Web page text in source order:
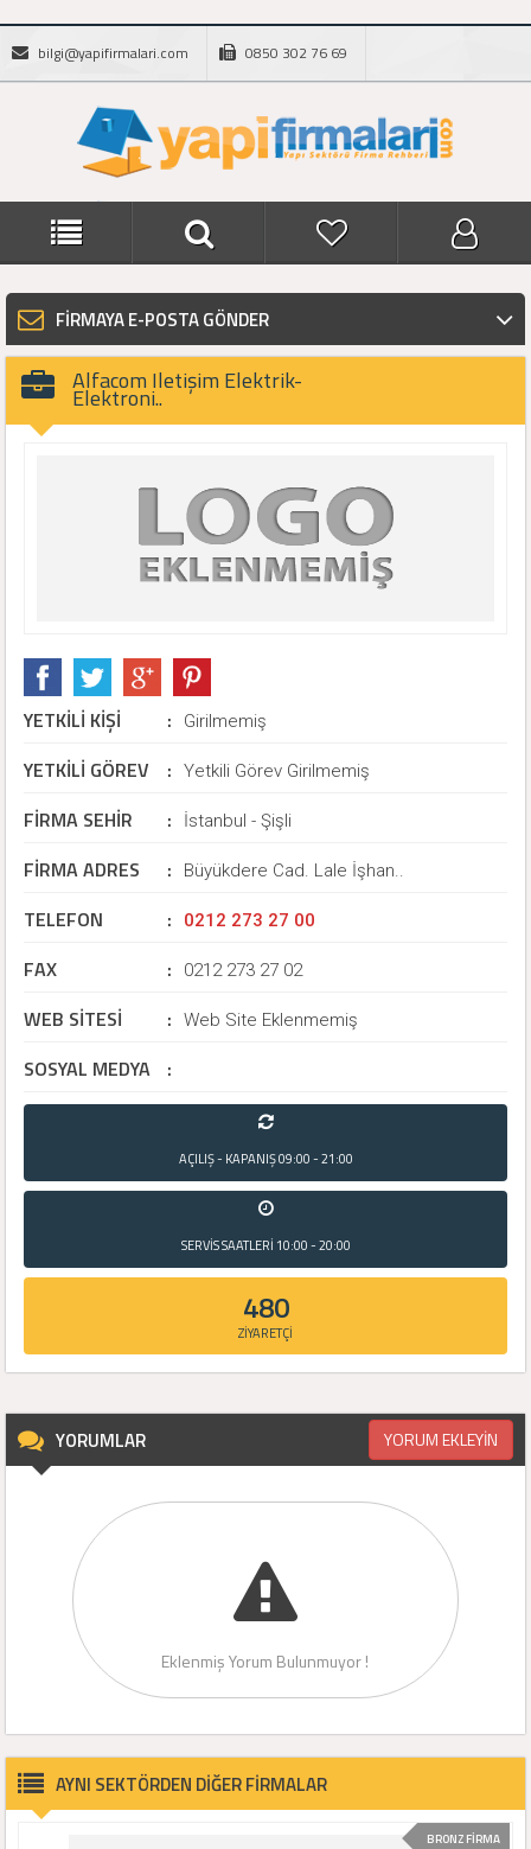
bilgi@yapifirmalari.com 0850 302 76 69
FİRMAYA E-POSTA GÖNDER
Alfacom Iletişim Elektrik-
Elektroni..
YETKİLİ KİŞİ : Girilmemiş
YETKİLİ GÖREV : Yetkili Görev Girilmemiş
FİRMA SEHİR : İstanbul - Şişli
FİRMA ADRES : Büyükdere Cad. Lale İşhan..
TELEFON : 0212 273 27 00
FAX : 0212 273 27 02
WEB SİTESİ : Web Site Eklenmemiş
SOSYAL MEDYA :
AÇILIŞ - KAPANIŞ09:00 - 21:00
SERVİS SAATLERİ 10:00 - 20:00
480
ZİYARETÇİ
YORUMLAR YORUM EKLEYİN
Eklenmiş Yorum Bulunmuyor !
AYNI SEKTÖRDEN DİĞER FİRMALAR
BRONZ FİRMA